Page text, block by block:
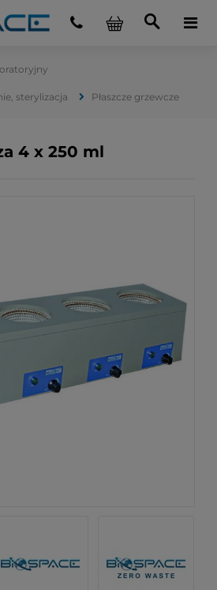
sterylizacja Płaszcze grzewcze
4 x 250 ml